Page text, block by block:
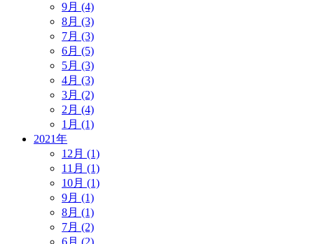
9月 (4)
8月 (3)
7月 (3)
6月 (5)
5月 (3)
4月 (3)
3月 (2)
2月 (4)
1月 (1)
2021年
12月 (1)
11月 (1)
10月 (1)
9月 (1)
8月 (1)
7月 (2)
6月 (2)